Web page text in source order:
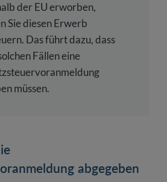
der EU erworben,
Sie diesen Erwerb
Das führt dazu, dass
Fällen eine
müssen.
abgegeben